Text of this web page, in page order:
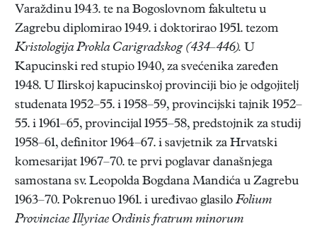
Varaždinu 1943. te na Bogoslovnom fakultetu u
Zagrebu diplomirao 1949. i doktorirao 1951. tezom
Kristologija Prokla Carigradskog (434–446). U
Kapucinski red stupio 1940, za svećenika zaređen
1948. U Ilirskoj kapucinskoj provinciji bio je odgojitelj
studenata 1952–55. i 1958–59, provincijski tajnik 1952–
55. i 1961–65, provincijal 1955–58, predstojnik za studij
1958–61, definitor 1964–67. i savjetnik za Hrvatski
komesarijat 1967–70. te prvi poglavar današnjega
samostana sv. Leopolda Bogdana Mandića u Zagrebu
1963–70. Pokrenuo 1961. i uređivao glasilo Folium
Provinciae Illyriae Ordinis fratrum minorum